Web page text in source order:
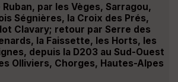
Ruban, par les Vèges, Sarragou,
Ségnières, la Croix des Prés,
Clavary; retour par Serre des
la Faissette, les Horts, les
depuis la D203 au Sud-Ouest
Olliviers, Chorges, Hautes-Alpes